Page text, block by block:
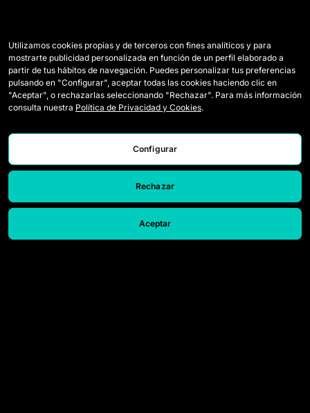
Mannschaften
Draft-Spielerinnen
Wildcards
Spiele
Klassifikation
Regeln
Wie Queens gespielt wird
Tickets
Kontakt
Arbeiten Sie mit uns
Utilizamos cookies propias y de terceros con fines analíticos y para
mostrarte publicidad personalizada en función de un perfil elaborado a
partir de tus hábitos de navegación. Puedes personalizar tus preferencias
pulsando en "Configurar", aceptar todas las cookies haciendo clic en
"Aceptar", o rechazarlas seleccionando "Rechazar". Para más información
consulta nuestra Política de Privacidad y Cookies.
Configurar
Rechazar
Aceptar